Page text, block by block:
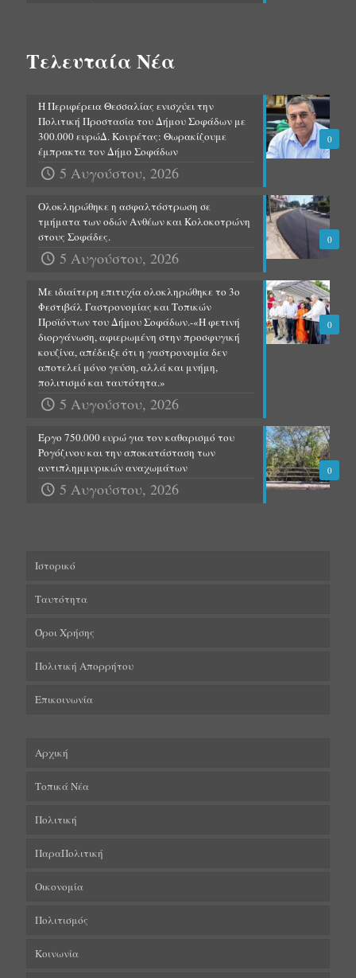
Τελευταία Νέα
0
Η Περιφέρεια Θεσσαλίας ενισχύει την
Πολιτική Προστασία του Δήμου Σοφάδων με
300.000 ευρώΔ. Κουρέτας: Θωρακίζουμε
έμπρακτα τον Δήμο Σοφάδων
5 Αυγούστου, 2026
0
Ολοκληρώθηκε η ασφαλτόστρωση σε
τμήματα των οδών Ανθέων και Κολοκοτρώνη
στους Σοφάδες.
5 Αυγούστου, 2026
0
Με ιδιαίτερη επιτυχία ολοκληρώθηκε το 3ο
Φεστιβάλ Γαστρονομίας και Τοπικών
Προϊόντων του Δήμου Σοφάδων.-«Η φετινή
διοργάνωση, αφιερωμένη στην προσφυγική
κουζίνα, απέδειξε ότι η γαστρονομία δεν
αποτελεί μόνο γεύση, αλλά και μνήμη,
πολιτισμό και ταυτότητα.»
5 Αυγούστου, 2026
0
Έργο 750.000 ευρώ για τον καθαρισμό του
Ρογόζινου και την αποκατάσταση των
αντιπλημμυρικών αναχωμάτων
5 Αυγούστου, 2026
Ιστορικό
Ταυτότητα
Όροι Χρήσης
Πολιτική Απορρήτου
Επικοινωνία
Αρχική
Τοπικά Νέα
Πολιτική
ΠαραΠολιτική
Οικονομία
Πολιτισμός
Κοινωνία